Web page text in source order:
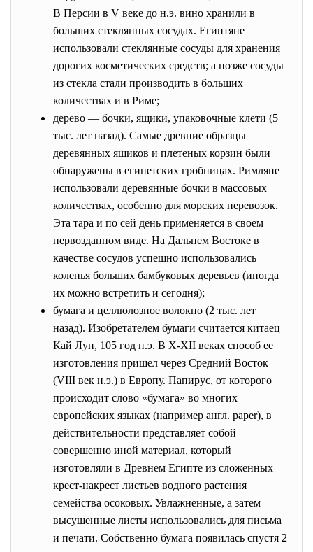
В Персии в V веке до н.э. вино хранили в
больших стеклянных сосудах. Египтяне
использовали стеклянные сосуды для хранения
дорогих косметических средств; а позже сосуды
из стекла стали производить в больших
количествах и в Риме;
дерево — бочки, ящики, упаковочные клети (5
тыс. лет назад). Самые древние образцы
деревянных ящиков и плетеных корзин были
обнаружены в египетских гробницах. Римляне
использовали деревянные бочки в массовых
количествах, особенно для морских перевозок.
Эта тара и по сей день применяется в своем
первозданном виде. На Дальнем Востоке в
качестве сосудов успешно использовались
коленья больших бамбуковых деревьев (иногда
их можно встретить и сегодня);
бумага и целлюлозное волокно (2 тыс. лет
назад). Изобретателем бумаги считается китаец
Кай Лун, 105 год н.э. В X-XII веках способ ее
изготовления пришел через Средний Восток
(VIII век н.э.) в Европу. Папирус, от которого
происходит слово «бумага» во многих
европейских языках (например англ. paper), в
действительности представляет собой
совершенно иной материал, который
изготовляли в Древнем Египте из сложенных
крест-накрест листьев водного растения
семейства осоковых. Увлажненные, а затем
высушенные листы использовались для письма
и печати. Собственно бумага появилась спустя 2